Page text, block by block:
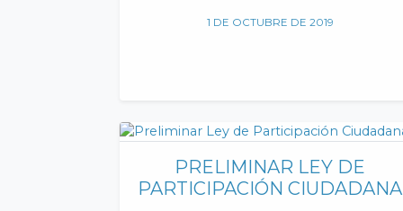
1 DE OCTUBRE DE 2019
PRELIMINAR LEY DE
PARTICIPACIÓN CIUDADANA